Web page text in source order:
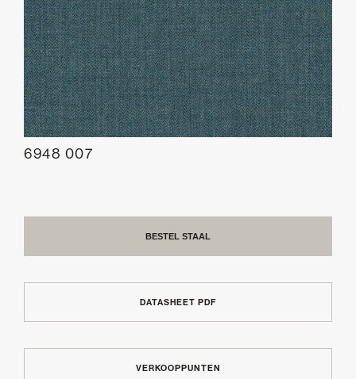
6948 007
BESTEL STAAL
DATASHEET PDF
VERKOOPPUNTEN